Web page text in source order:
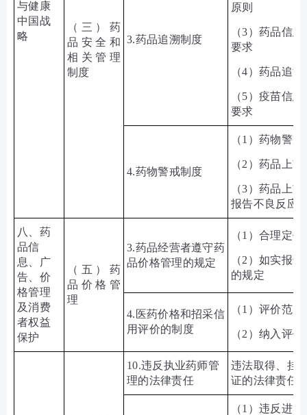
与健康
中国战
略
（三）药
品安全和
相关管理
制度
3.药品追溯制度
原则
（3）药品信
要求
（4）药品追
（5）疫苗信
要求
4.药物警戒制度
（1 ）药物警戒
（2）药品上
（3）药品上
报告不良反应
八、药
品信
息、广
告、价
格管理
及消费
者权益
保护
（五）药
品价格管
理
3.药品经营者遵守药
品价格管理的规定
（1 ）合理定
（2）如实报
的规定
4. 医药价格和招采信
用评价的制度
（1 ）评价范
（2）纳入评
10.违反执业药师管
理的法律责任
违法取得、挂
证的法律责任
（1 ）违反进